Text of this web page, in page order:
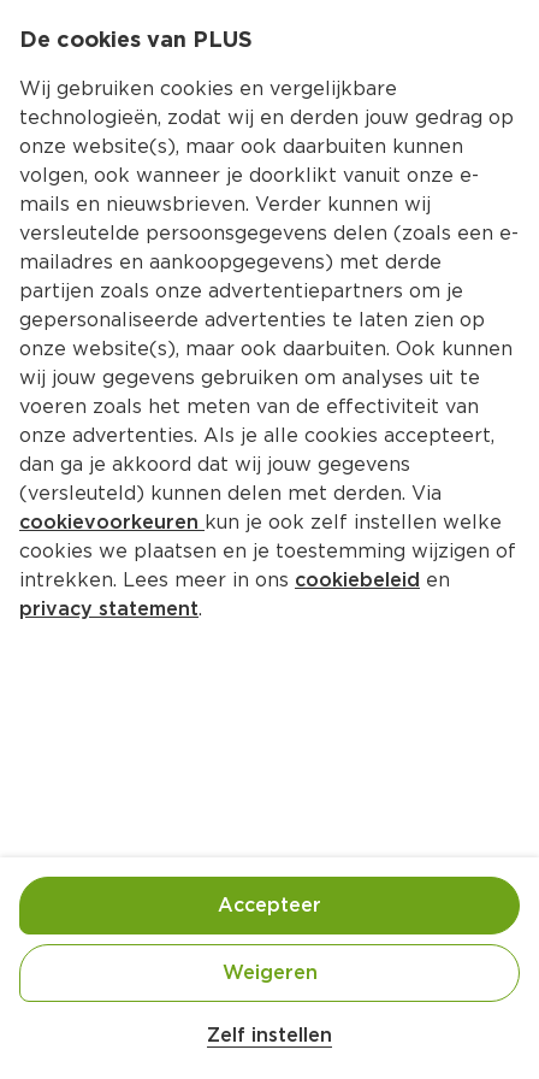
Kies jouw
Ingrediënten Bereiding
De cookies van PLUS
Wij gebruiken cookies en vergelijkbare
technologieën, zodat wij en derden jouw gedrag op
onze website(s), maar ook daarbuiten kunnen
volgen, ook wanneer je doorklikt vanuit onze e-
mails en nieuwsbrieven. Verder kunnen wij
versleutelde persoonsgegevens delen (zoals een e-
mailadres en aankoopgegevens) met derde
partijen zoals onze advertentiepartners om je
gepersonaliseerde advertenties te laten zien op
onze website(s), maar ook daarbuiten. Ook kunnen
wij jouw gegevens gebruiken om analyses uit te
voeren zoals het meten van de effectiviteit van
onze advertenties. Als je alle cookies accepteert,
dan ga je akkoord dat wij jouw gegevens
(versleuteld) kunnen delen met derden. Via
cookievoorkeuren kun je ook zelf instellen welke
cookies we plaatsen en je toestemming wijzigen of
intrekken. Lees meer in ons cookiebeleid en
privacy statement.
Zelf instellen
Weigeren
Accepteer